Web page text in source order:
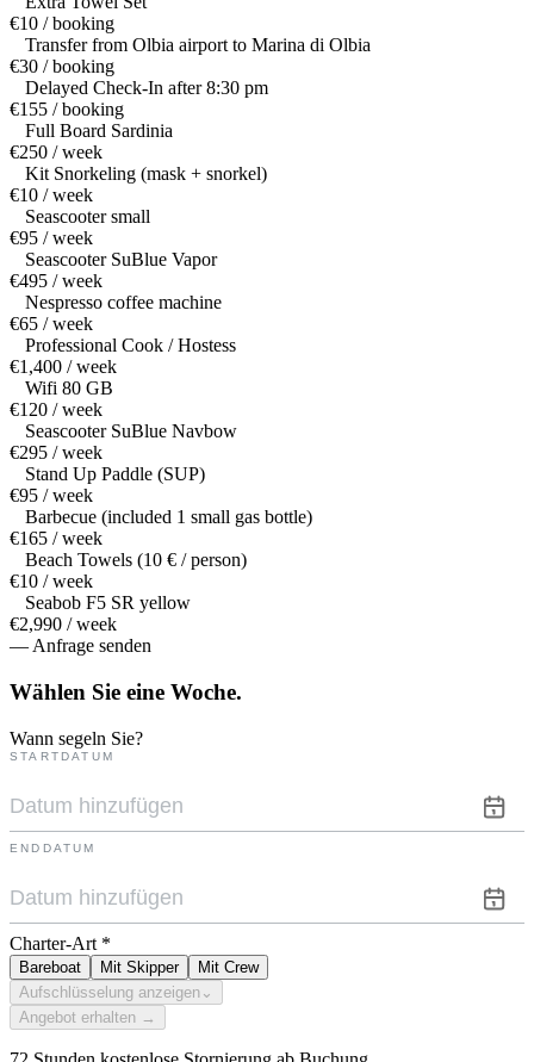
€10 / booking
Transfer from Olbia airport to Marina di Olbia
€30 / booking
Delayed Check-In after 8:30 pm
€155 / booking
Full Board Sardinia
€250 / week
Kit Snorkeling (mask + snorkel)
€10 / week
Seascooter small
€95 / week
Seascooter SuBlue Vapor
€495 / week
Nespresso coffee machine
€65 / week
Professional Cook / Hostess
€1,400 / week
Wifi 80 GB
€120 / week
Seascooter SuBlue Navbow
€295 / week
Stand Up Paddle (SUP)
€95 / week
Barbecue (included 1 small gas bottle)
€165 / week
Beach Towels (10 € / person)
€10 / week
Seabob F5 SR yellow
€2,990 / week
— Anfrage senden
Wählen Sie eine Woche.
Wann segeln Sie?
STARTDATUM
ENDDATUM
Charter-Art *
Bareboat Mit Skipper
Mit Crew
Aufschlüsselung anzeigen ⌄
Angebot erhalten →